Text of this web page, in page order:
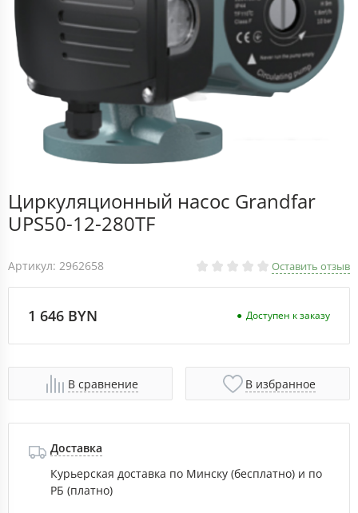
Циркуляционный насос Grandfar
UPS50-12-280TF
Артикул: 2962658 Оставить отзыв
1 646 BYN Доступен к заказу
В сравнение В избранное
Доставка
Курьерская доставка по Минску (бесплатно) и по
РБ (платно)